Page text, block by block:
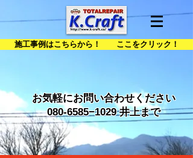
施工事例はこちらから！ ここをクリック！
お気軽にお問い合わせください
080-6585−1029 井上まで